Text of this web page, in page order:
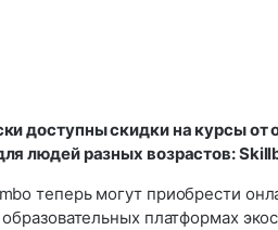
доступны скидки на курсы от
людей разных возрастов:
теперь могут приобрести
платформах